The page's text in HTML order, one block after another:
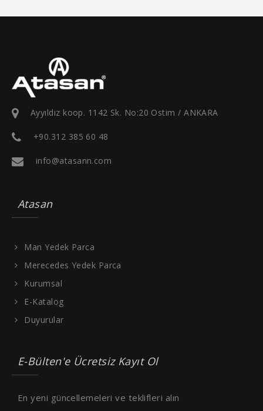
Ayyıldız koop. 1142 Sk. No:20 Ostim / ANKARA
+90.312 385 60 48
info@atasann.com
Atasan
Man Yedek Parca
Merecedes Yedek Parca
Kurumsal
E-Katalog
Duyurular
E-Bülten'e Ücretsiz Kayıt Ol
En yeni güncellemeleri ve teklifleri alın